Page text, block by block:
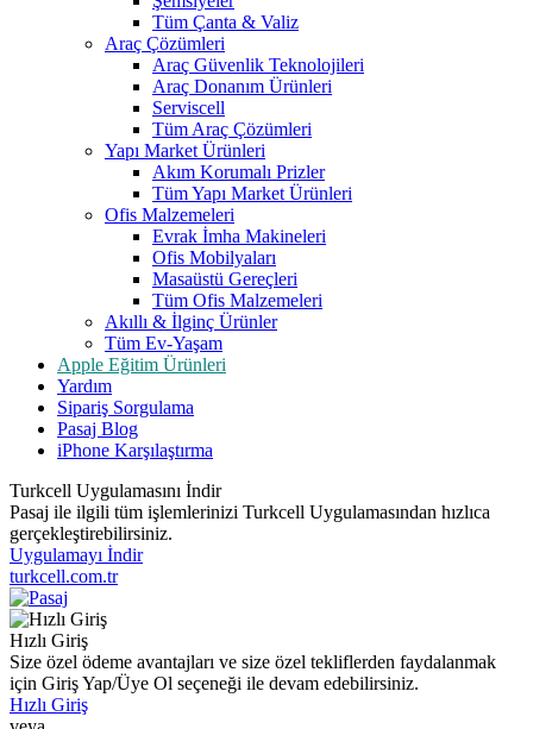
Tüm Çanta & Valiz
Araç Çözümleri
Araç Güvenlik Teknolojileri
Araç Donanım Ürünleri
Serviscell
Tüm Araç Çözümleri
Yapı Market Ürünleri
Akım Korumalı Prizler
Tüm Yapı Market Ürünleri
Ofis Malzemeleri
Evrak İmha Makineleri
Ofis Mobilyaları
Masaüstü Gereçleri
Tüm Ofis Malzemeleri
Akıllı & İlginç Ürünler
Tüm Ev-Yaşam
Apple Eğitim Ürünleri
Yardım
Sipariş Sorgulama
Pasaj Blog
iPhone Karşılaştırma
Turkcell Uygulamasını İndir
Pasaj ile ilgili tüm işlemlerinizi Turkcell Uygulamasından hızlıca
gerçekleştirebilirsiniz.
Uygulamayı İndir
turkcell.com.tr
Hızlı Giriş
Size özel ödeme avantajları ve size özel tekliflerden faydalanmak
için Giriş Yap/Üye Ol seçeneği ile devam edebilirsiniz.
Hızlı Giriş